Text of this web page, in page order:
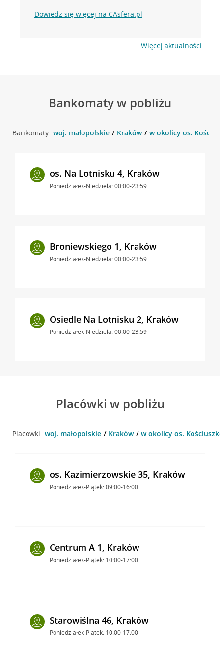
Dowiedz się więcej na CAsfera.pl
Więcej aktualności
Bankomaty w pobliżu
Bankomaty: woj. małopolskie Kraków w okolicy os.
os. Na Lotnisku 4, Kraków
Poniedziałek-Niedziela: 00:00-23:59
Broniewskiego 1, Kraków
Poniedziałek-Niedziela: 00:00-23:59
Osiedle Na Lotnisku 2, Kraków
Poniedziałek-Niedziela: 00:00-23:59
Placówki w pobliżu
Placówki: woj. małopolskie Kraków w okolicy os.
os. Kazimierzowskie 35, Kraków
Poniedziałek-Piątek: 09:00-16:00
Centrum A 1, Kraków
Poniedziałek-Piątek: 10:00-17:00
Starowiślna 46, Kraków
Poniedziałek-Piątek: 10:00-17:00